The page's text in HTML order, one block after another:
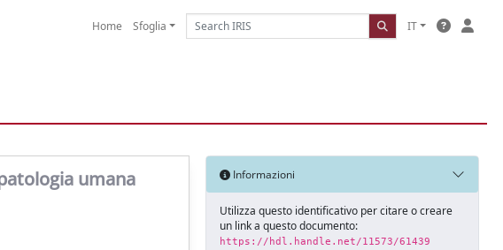
Home Sfoglia IT
umana Informazioni
Utilizza questo identificativo per citare o creare
un link a questo documento:
https://hdl.handle.net/11573/61439